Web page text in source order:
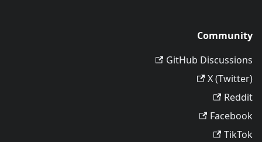
Community
GitHub Discussions
X (Twitter)
Reddit
Facebook
TikTok